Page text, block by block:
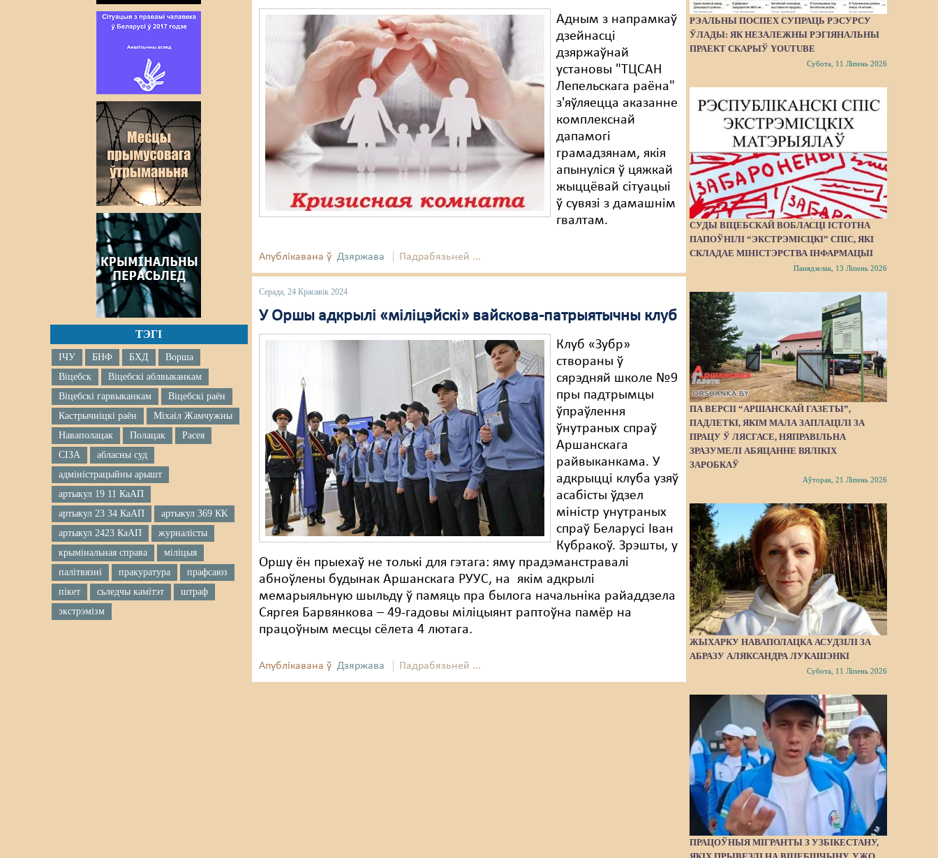
ТЭГІ
ІЧУ БНФ БХД
Ворша
Віцебск
Віцебскі аблвыканкам
Віцебскі гарвыканкам
Віцебскі раён
Кастрычніцкі раён
Міхаіл Жамчужны
Наваполацак
Полацак
Расея
СІЗА
абласны суд
адміністрацыйны арышт
артыкул 19 11 КаАП
артыкул 23 34 КаАП
артыкул 369 КК
артыкул 2423 КаАП
журналісты
крымінальная справа
міліцыя
палітвязні
пракуратура
прафсаюз
пікет
сьледчы камітэт
штраф
экстрэмізм
Адным з напрамкаў
дзейнасці
дзяржаўнай
установы "ТЦСАН
Лепельскага раёна"
з'яўляецца аказанне
комплекснай
дапамогі
грамадзянам, якія
апынуліся ў цяжкай
жыццёвай сітуацыі
ў сувязі з дамашнім
гвалтам.
Апублікавана ў Дзяржава Падрабязьней ...
Серада, 24 Красавік 2024
У Оршы адкрылі «міліцэйскі» вайскова-патрыятычны клуб
Клуб «Зубр»
створаны ў
сярэдняй школе №9
пры падтрымцы
ўпраўлення
ўнутраных спраў
Аршанскага
райвыканкама. У
адкрыцці клуба узяў
асабісты ўдзел
міністр унутраных
спраў Беларусі Іван
Кубракоў. Зрэшты, у
Оршу ён прыехаў не толькі для гэтага: яму прадэманстравалі
абноўлены будынак Аршанскага РУУС, на якім адкрылі
мемарыяльную шыльду ў памяць пра былога начальніка райаддзела
Сяргея Барвянкова – 49-гадовы міліцыянт раптоўна памёр на
працоўным месцы сёлета 4 лютага.
Апублікавана ў Дзяржава Падрабязьней ...
РЭАЛЬНЫ ПОСПЕХ СУПРАЦЬ РЭСУРСУ
ЎЛАДЫ: ЯК НЕЗАЛЕЖНЫ РЭГІЯНАЛЬНЫ
ПРАЕКТ СКАРЫЎ YOUTUBE
Субота, 11 Ліпень 2026
СУДЫ ВІЦЕБСКАЙ ВОБЛАСЦІ ІСТОТНА
ПАПОЎНІЛІ “ЭКСТРЭМІСЦКІ” СПІС, ЯКІ
СКЛАДАЕ МІНІСТЭРСТВА ІНФАРМАЦЫІ
Панядзелак, 13 Ліпень 2026
ПА ВЕРСІІ “АРШАНСКАЙ ГАЗЕТЫ”,
ПАДЛЕТКІ, ЯКІМ МАЛА ЗАПЛАЦІЛІ ЗА
ПРАЦУ Ў ЛЯСГАСЕ, НЯПРАВІЛЬНА
ЗРАЗУМЕЛІ АБЯЦАННЕ ВЯЛІКІХ
ЗАРОБКАЎ
Аўторак, 21 Ліпень 2026
ЖЫХАРКУ НАВАПОЛАЦКА АСУДЗІЛІ ЗА
АБРАЗУ АЛЯКСАНДРА ЛУКАШЭНКІ
Субота, 11 Ліпень 2026
ПРАЦОЎНЫЯ МІГРАНТЫ З УЗБІКЕСТАНУ,